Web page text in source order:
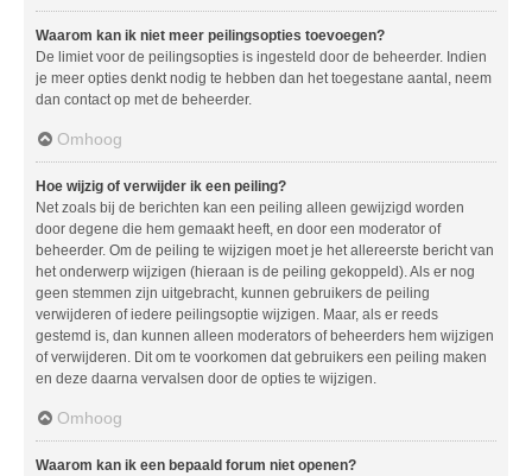
Waarom kan ik niet meer peilingsopties toevoegen?
De limiet voor de peilingsopties is ingesteld door de beheerder. Indien
je meer opties denkt nodig te hebben dan het toegestane aantal, neem
dan contact op met de beheerder.
Omhoog
Hoe wijzig of verwijder ik een peiling?
Net zoals bij de berichten kan een peiling alleen gewijzigd worden
door degene die hem gemaakt heeft, en door een moderator of
beheerder. Om de peiling te wijzigen moet je het allereerste bericht van
het onderwerp wijzigen (hieraan is de peiling gekoppeld). Als er nog
geen stemmen zijn uitgebracht, kunnen gebruikers de peiling
verwijderen of iedere peilingsoptie wijzigen. Maar, als er reeds
gestemd is, dan kunnen alleen moderators of beheerders hem wijzigen
of verwijderen. Dit om te voorkomen dat gebruikers een peiling maken
en deze daarna vervalsen door de opties te wijzigen.
Omhoog
Waarom kan ik een bepaald forum niet openen?